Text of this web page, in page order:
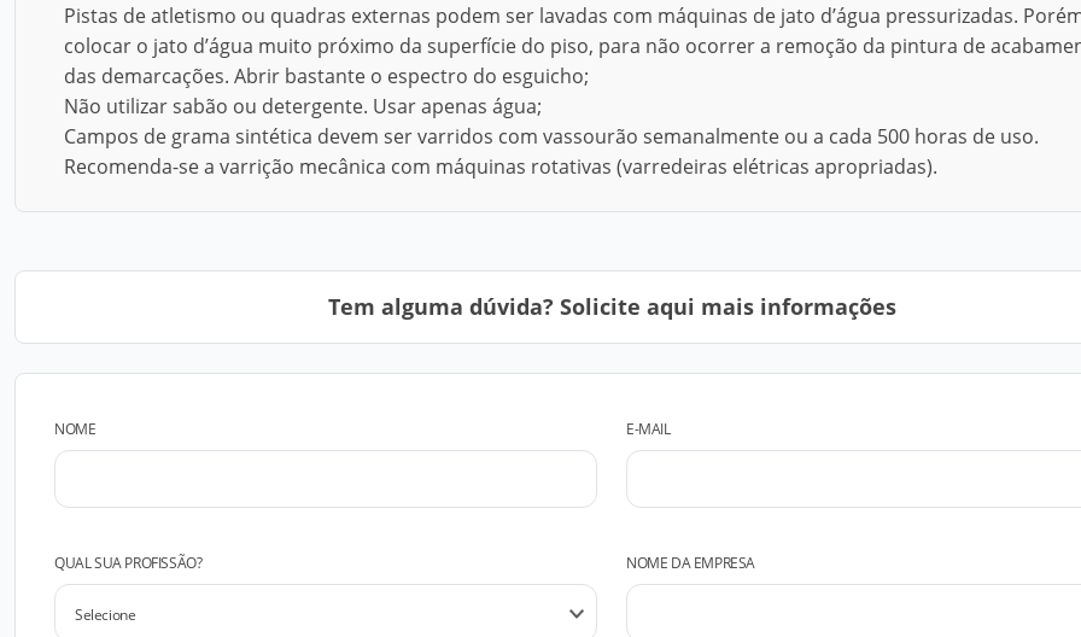
Pistas de atletismo ou quadras externas podem ser lavadas com máquinas de jato d’água pressurizadas.
colocar o jato d’água muito próximo da superfície do piso, para não ocorrer a remoção da pintura de
das demarcações. Abrir bastante o espectro do esguicho;
Não utilizar sabão ou detergente. Usar apenas água;
Campos de grama sintética devem ser varridos com vassourão semanalmente ou a cada 500 horas de uso.
Recomenda-se a varrição mecânica com máquinas rotativas (varredeiras elétricas apropriadas).
Tem alguma dúvida? Solicite aqui mais informações
NOME E-MAIL
QUAL SUA PROFISSÃO? NOME DA EMPRESA